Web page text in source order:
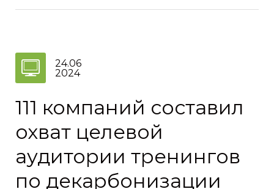
24.06
2024
111 компаний составил
охват целевой
аудитории тренингов
по декарбонизации